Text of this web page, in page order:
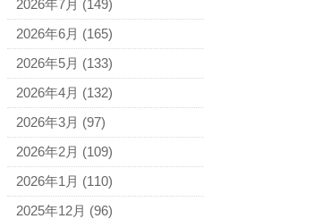
アナスイ
アニエスベー
アルマーニ
アレン・エドモンズ
アンナ モリナーリ
イブ・サンローラン
ヴェロ・キーオ
2026年7月 (149)
2026年6月 (165)
2026年5月 (133)
2026年4月 (132)
2026年3月 (97)
2026年2月 (109)
2026年1月 (110)
2025年12月 (96)